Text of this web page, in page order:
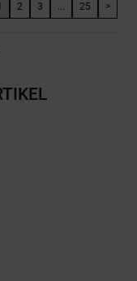
2 3 ... 25 >